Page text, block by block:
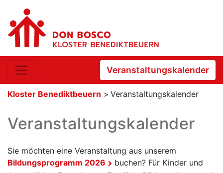
Veranstaltungskalender
Kloster Benediktbeuern > Veranstaltungskalender
Veranstaltungskalender
Sie möchten eine Veranstaltung aus unserem
Bildungsprogramm 2026
buchen? Für Kinder und